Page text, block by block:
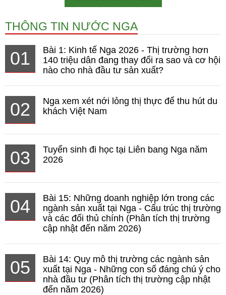
THÔNG TIN NƯỚC NGA
01
Bài 1: Kinh tế Nga 2026 - Thị trường hơn
140 triệu dân đang thay đổi ra sao và cơ hội
nào cho nhà đầu tư sản xuất?
02
Nga xem xét nới lỏng thị thực để thu hút du
khách Việt Nam
03
Tuyển sinh đi học tại Liên bang Nga năm
2026
04
Bài 15: Những doanh nghiệp lớn trong các
ngành sản xuất tại Nga - Cấu trúc thị trường
và các đối thủ chính (Phân tích thị trường
cập nhật đến năm 2026)
05
Bài 14: Quy mô thị trường các ngành sản
xuất tại Nga - Những con số đáng chú ý cho
nhà đầu tư (Phân tích thị trường cập nhật
đến năm 2026)